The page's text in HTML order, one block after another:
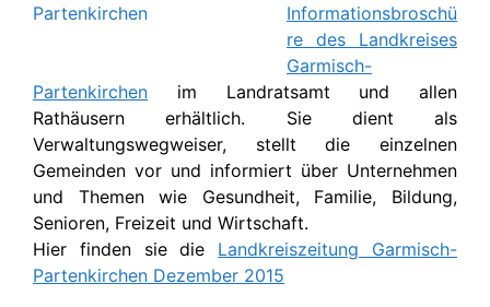
Informationsbroschü
re des Landkreises
Garmisch-
Partenkirchen im Landratsamt und allen
Rathäusern erhältlich. Sie dient als
Verwaltungswegweiser, stellt die einzelnen
Gemeinden vor und informiert über Unternehmen
und Themen wie Gesundheit, Familie, Bildung,
Senioren, Freizeit und Wirtschaft.
Hier finden sie die Landkreiszeitung Garmisch-
Partenkirchen Dezember 2015